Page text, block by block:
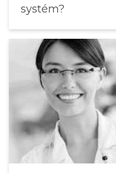
systém?